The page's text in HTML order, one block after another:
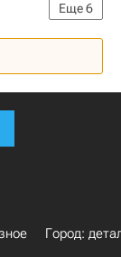
Еще6
Город: